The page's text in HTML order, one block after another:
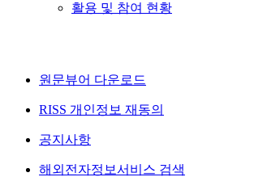
활용 및 참여 현황
원문뷰어 다운로드
RISS 개인정보 재동의
공지사항
해외전자정보서비스 검색